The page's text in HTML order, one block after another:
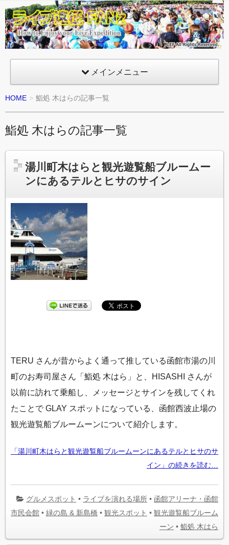
ライ
ブ遠
征
FANz
メインメニュー
HOME 鮨処 木はらの記事一覧
鮨処 木はらの記事一覧
湯川町木はらと観光遊覧船ブルームー
ンにあるテルとヒサのサイン
TERU さんが昔からよく通って推している函館市湯の川
町のお寿司屋さん「鮨処 木はら」と、HISASHI さんが
以前に訪れて乗船し、メッセージとサインを残してくれ
たことで GLAY スポットになっている、函館西波止場の
観光遊覧船ブルームーンについて紹介します。
「湯川町木はらと観光遊覧船ブルームーンにあるテルとヒサのサ
イン」の続きを読む…
グルメスポット • ライブを演れる場所 • 函館アリーナ・函館
市民会館 • 緑の島 & 新島橋 • 観光スポット • 観光遊覧船ブルーム
ーン • 鮨処 木はら